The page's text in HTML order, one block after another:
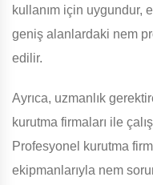
kullanım için uygundur,
geniş alanlardaki nem
edilir.
Ayrıca, uzmanlık
kurutma firmaları ile
Profesyonel kurutma
ekipmanlarıyla nem